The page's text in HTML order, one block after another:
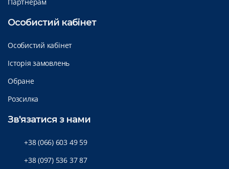
Особистий кабінет
Особистий кабінет
Історія замовлень
Обране
Розсилка
Зв'язатися з нами
+38 (066) 603 49 59
+38 (097) 536 37 87